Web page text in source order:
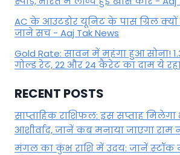
AC के आउटडोर यूनिट के पास ग्रिल
जाने सच - Aaj Tak News
Gold Rate: सावन में महंगा हुआ सोना!
गोल्ड रेट, 22 और 24 कैरेट का दाम ये
RECENT POSTS
साप्ताहिक राशिफल: इस सप्ताह
आशीर्वाद, जानें कब मनाया जाएगा राम
मंगल का कुंभ राशि में उदय: जानें स्‍टॉक